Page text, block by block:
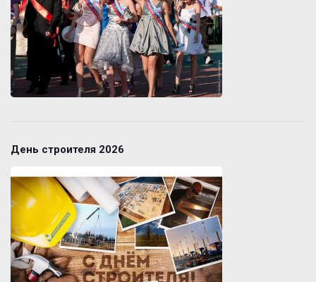
День строителя 2026